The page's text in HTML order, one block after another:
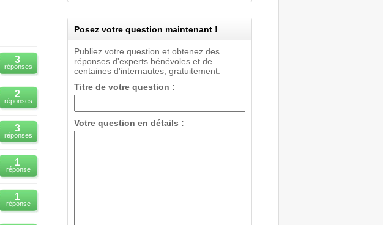
3
réponses
2
réponses
3
réponses
1
réponse
1
réponse
Posez votre question maintenant !
Publiez votre question et obtenez des
réponses d'experts bénévoles et de
centaines d'internautes, gratuitement.
Titre de votre question :
Votre question en détails :